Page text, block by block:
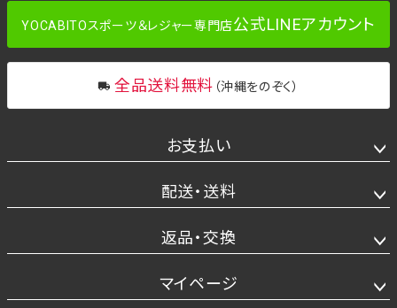
YOCABITOスポーツ＆レジャー専門店公式LINEアカウント
全品送料無料 （沖縄をのぞく）
お支払い
配送・送料
返品・交換
マイページ